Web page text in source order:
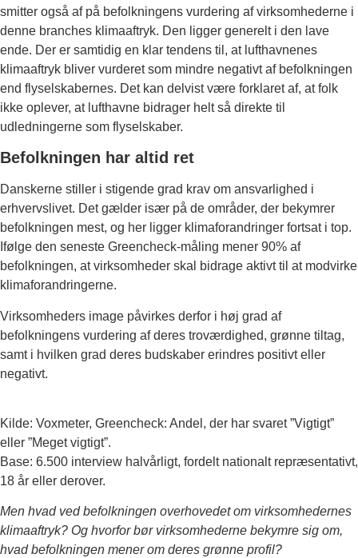
smitter også af på befolkningens vurdering af virksomhederne i
denne branches klimaaftryk. Den ligger generelt i den lave
ende. Der er samtidig en klar tendens til, at lufthavnenes
klimaaftryk bliver vurderet som mindre negativt af befolkningen
end flyselskabernes. Det kan delvist være forklaret af, at folk
ikke oplever, at lufthavne bidrager helt så direkte til
udledningerne som flyselskaber.
Befolkningen har altid ret
Danskerne stiller i stigende grad krav om ansvarlighed i
erhvervslivet. Det gælder især på de områder, der bekymrer
befolkningen mest, og her ligger klimaforandringer fortsat i top.
Ifølge den seneste Greencheck-måling mener 90% af
befolkningen, at virksomheder skal bidrage aktivt til at modvirke
klimaforandringerne.
Virksomheders image påvirkes derfor i høj grad af
befolkningens vurdering af deres troværdighed, grønne tiltag,
samt i hvilken grad deres budskaber erindres positivt eller
negativt.
Kilde: Voxmeter, Greencheck: Andel, der har svaret ”Vigtigt”
eller ”Meget vigtigt”.
Base: 6.500 interview halvårligt, fordelt nationalt repræsentativt,
18 år eller derover.
Men hvad ved befolkningen overhovedet om virksomhedernes
klimaaftryk? Og hvorfor bør virksomhederne bekymre sig om,
hvad befolkningen mener om deres grønne profil?